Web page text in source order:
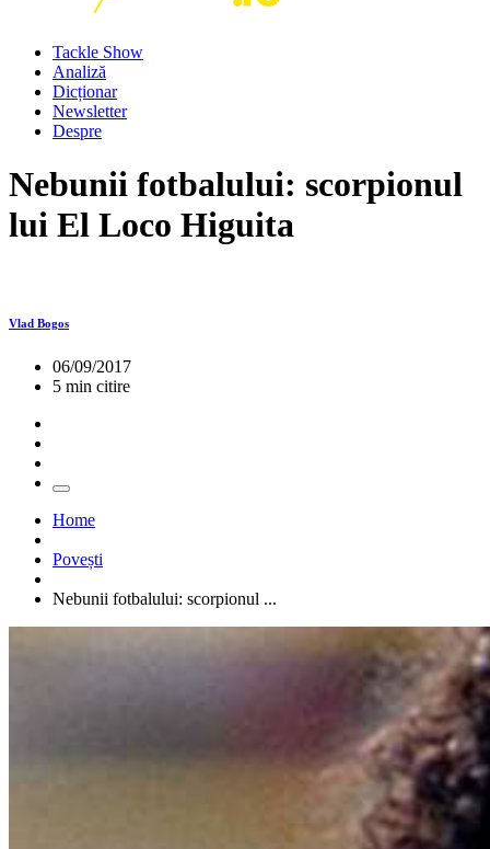
Tackle Show
Analiză
Dicționar
Newsletter
Despre
Nebunii fotbalului: scorpionul
lui El Loco Higuita
Vlad Bogos
06/09/2017
5 min citire
Home
Povești
Nebunii fotbalului: scorpionul ...